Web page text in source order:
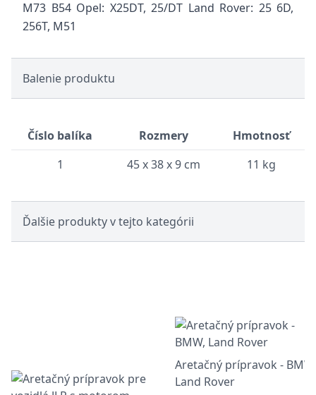
M73 B54 Opel: X25DT, 25/DT Land Rover: 25 6D,
256T, M51
Balenie produktu
Číslo balíka Rozmery
Hmotnosť
1
45 x 38 x 9 cm 11 kg
Ďalšie produkty v tejto kategórii
Aretačný prípravok - BMW,
Land Rover